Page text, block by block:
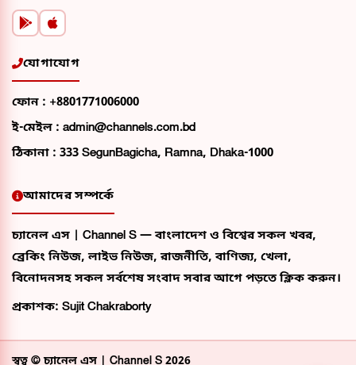
যোগাযোগ
ফোন : +8801771006000
ই-মেইল : admin@channels.com.bd
ঠিকানা : 333 SegunBagicha, Ramna, Dhaka-1000
আমাদের সম্পর্কে
চ্যানেল এস | Channel S — বাংলাদেশ ও বিশ্বের সকল খবর,
ব্রেকিং নিউজ, লাইভ নিউজ, রাজনীতি, বাণিজ্য, খেলা,
বিনোদনসহ সকল সর্বশেষ সংবাদ সবার আগে পড়তে ক্লিক করুন।
প্রকাশক: Sujit Chakraborty
স্বত্ব ©চ্যানেল এস | Channel S 2026